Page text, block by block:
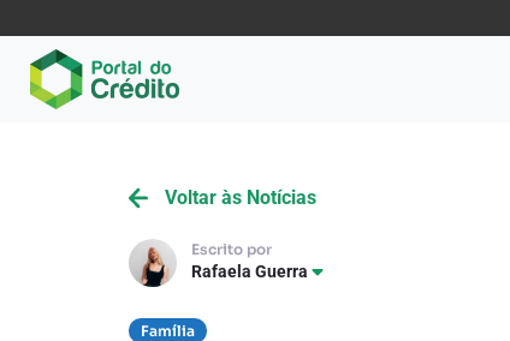
Voltar às Notícias
Escrito por
Rafaela Guerra
Família